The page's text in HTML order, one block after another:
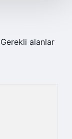
Gerekli alanlar